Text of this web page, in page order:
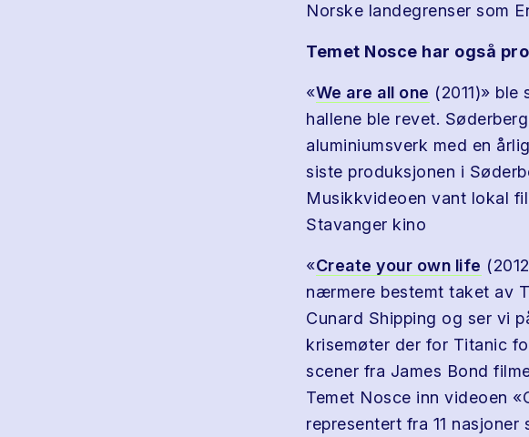
Norske landegrenser som
Temet Nosce har også
«We are all one (2011)»
hallene ble revet.
aluminiumsverk med en
siste produksjonen i
Musikkvideoen vant lokal
Stavanger kino
«Create your own life
nærmere bestemt taket av
Cunard Shipping og ser vi
krisemøter der for Titanic
scener fra James Bond
Temet Nosce inn videoen
representert fra 11